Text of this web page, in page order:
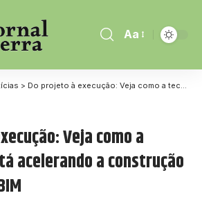
Aa
> Do projeto à execução: Veja como a tecnologia está acelerando a construção civil com IA e BIM
Veja como a
acelerando a construção